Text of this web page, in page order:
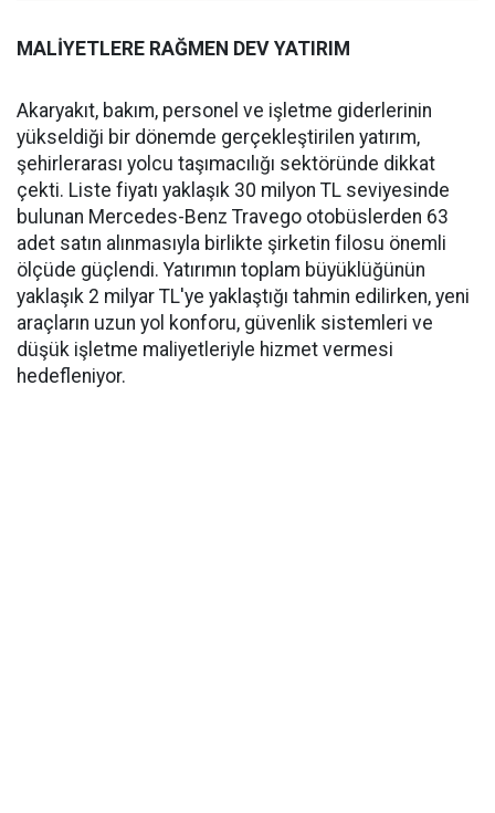
MALİYETLERE RAĞMEN DEV YATIRIM
Akaryakıt, bakım, personel ve işletme giderlerinin
yükseldiği bir dönemde gerçekleştirilen yatırım,
şehirlerarası yolcu taşımacılığı sektöründe dikkat
çekti. Liste fiyatı yaklaşık 30 milyon TL seviyesinde
bulunan Mercedes-Benz Travego otobüslerden 63
adet satın alınmasıyla birlikte şirketin filosu önemli
ölçüde güçlendi. Yatırımın toplam büyüklüğünün
yaklaşık 2 milyar TL'ye yaklaştığı tahmin edilirken, yeni
araçların uzun yol konforu, güvenlik sistemleri ve
düşük işletme maliyetleriyle hizmet vermesi
hedefleniyor.